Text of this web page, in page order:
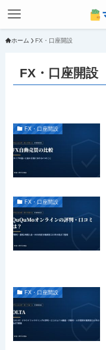
ホーム FX・口座開設
FX・口座開設
FX・口座開設
FX・口座開設
FX・口座開設